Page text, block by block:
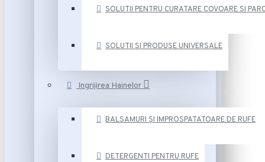
SOLUTII PENTRU CURATARE COVOARE SI
SOLUTII SI PRODUSE UNIVERSALE
Ingrijirea Hainelor
BALSAMURI ȘI IMPROSPATATOARE DE RUFE
DETERGENTI PENTRU RUFE